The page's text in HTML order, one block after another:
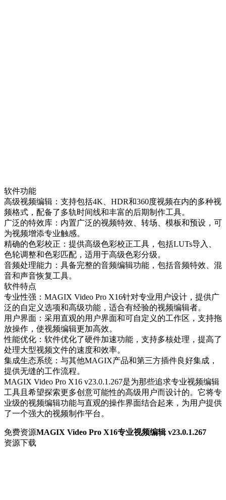
软件功能
高级视频编辑：支持包括4K、HDR和360度视频在内的多种视
频格式，配备了多轨时间线和丰富的后期制作工具。
广泛的特效库：内置广泛的视频特效、转场、模板和预设，可
为视频增添专业触感。
精确的色彩校正：提供高级色彩校正工具，包括LUTs导入、
色轮调整和色彩匹配，适用于高级色彩分级。
音频处理能力：具备完整的音频编辑功能，包括音频特效、混
音和声音恢复工具。
软件特点
专业性强：MAGIX Video Pro X16针对专业用户设计，提供广
泛的自定义选项和高级功能，适合有经验的视频编辑者。
用户界面：采用直观的用户界面和可自定义的工作区，支持拖
放操作，使视频编辑更加高效。
性能优化：软件优化了硬件加速功能，支持多核处理，提高了
处理大型视频文件的速度和效率。
集成生态系统：与其他MAGIX产品和第三方插件良好集成，
提供无缝的工作流程。
MAGIX Video Pro X16 v23.0.1.267是为那些追求专业视频编辑
工具且希望探索更多创意可能性的高级用户而设计的。它将专
业级的视频编辑功能与直观的操作界面结合起来，为用户提供
了一个强大的视频制作平台。
免费资源MAGIX Video Pro X16专业视频编辑 v23.0.1.267
资源下载